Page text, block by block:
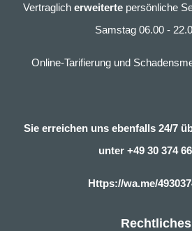
Vertraglicherweiterte persönliche
Samstag 06.00 -
Online-Tarifierung und
Sie erreichen uns ebenfalls 24/7
unter +49 30 374
Https://wa.me/
Rechtliches